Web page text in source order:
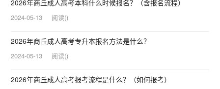
2026年商丘成人高考本科什么时候报名？（含报名流程）
2024-05-13 阅读()
2026年商丘成人高考专升本报名方法是什么？
2024-05-13 阅读()
2026年商丘成人高考报考流程是什么？（如何报考）